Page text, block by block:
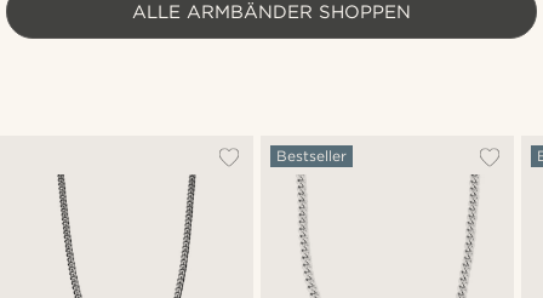
ALLE ARMBÄNDER SHOPPEN
Bestseller